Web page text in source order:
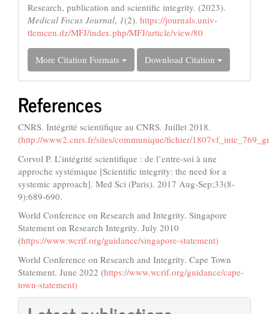
Research, publication and scientific integrity. (2023).
Medical Focus Journal, 1(2). https://journals.univ-
tlemcen.dz/MFJ/index.php/MFJ/article/view/80
More Citation Formats Download Citation
References
CNRS. Intégrité scientifique au CNRS. Juillet 2018.
(http://www2.cnrs.fr/sites/communique/fichier/
Corvol P. L’intégrité scientifique : de l’entre-soi à une
approche systémique [Scientific integrity: the need for a
systemic approach]. Med Sci (Paris). 2017 Aug-Sep;33(8-
9):689-690.
World Conference on Research and Integrity. Singapore
Statement on Research Integrity. July 2010
(https://www.wcrif.org/guidance/singapore-statement)
World Conference on Research and Integrity. Cape Town
Statement. June 2022 (https://www.wcrif.org/guidance/cape-
town-statement)